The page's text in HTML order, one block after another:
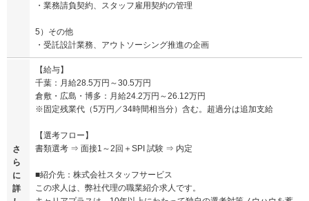
・業務請負契約、スタッフ雇用契約の管理
5）その他
・受託設計業務、アウトソーシング推進の企画
さ
ら
に
詳
【給与】
千葉：月給28.5万円～30.5万円
倉敷・広島・博多：月給24.2万円～26.12万円
※固定残業代（5万円／34時間相当分）含む。超過分は追加支給
【選考フロー】
書類選考 ⇒ 面接1～2回＋SPI 試験 ⇒ 内定
■紹介先：株式会社スタッフサービス
この求人は、弊社代理の職業紹介求人です。